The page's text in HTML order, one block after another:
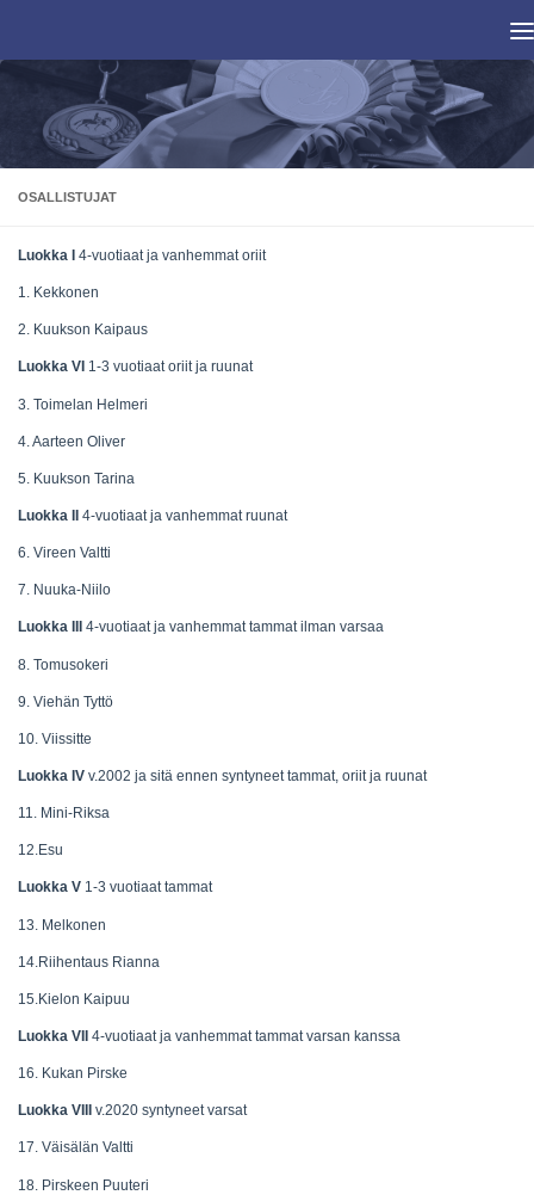
OSALLISTUJAT
Luokka I 4-vuotiaat ja vanhemmat oriit
1. Kekkonen
2. Kuukson Kaipaus
Luokka VI 1-3 vuotiaat oriit ja ruunat
3. Toimelan Helmeri
4. Aarteen Oliver
5. Kuukson Tarina
Luokka II 4-vuotiaat ja vanhemmat ruunat
6. Vireen Valtti
7. Nuuka-Niilo
Luokka III 4-vuotiaat ja vanhemmat tammat ilman varsaa
8. Tomusokeri
9. Viehän Tyttö
10. Viissitte
Luokka IV v.2002 ja sitä ennen syntyneet tammat, oriit ja ruunat
11. Mini-Riksa
12.Esu
Luokka V 1-3 vuotiaat tammat
13. Melkonen
14.Riihentaus Rianna
15.Kielon Kaipuu
Luokka VII 4-vuotiaat ja vanhemmat tammat varsan kanssa
16. Kukan Pirske
Luokka VIII v.2020 syntyneet varsat
17. Väisälän Valtti
18. Pirskeen Puuteri